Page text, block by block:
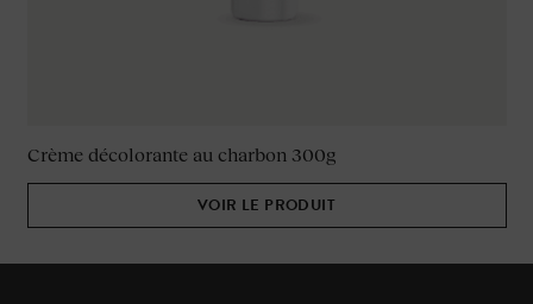
Crème décolorante au charbon 300g
VOIR LE PRODUIT